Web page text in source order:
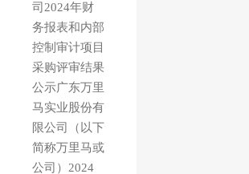
司2024年财
务报表和内部
控制审计项目
采购评审结果
公示广东万里
马实业股份有
限公司（以下
简称万里马或
公司）2024